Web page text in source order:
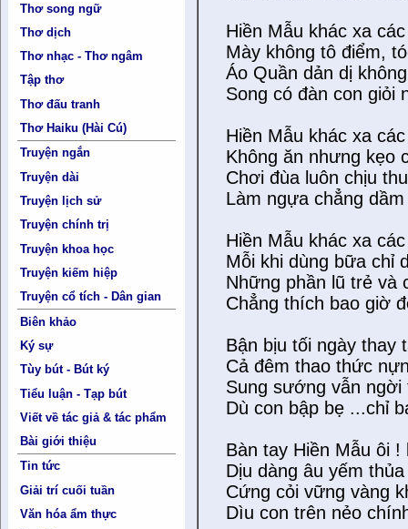
Thơ song ngữ
Thơ dịch
Thơ nhạc - Thơ ngâm
Tập thơ
Thơ đấu tranh
Thơ Haiku (Hài Cú)
Truyện ngắn
Truyện dài
Truyện lịch sử
Truyện chính trị
Truyện khoa học
Truyện kiếm hiệp
Truyện cổ tích - Dân gian
Biên khảo
Ký sự
Tùy bút - Bút ký
Tiểu luận - Tạp bút
Viết về tác giả & tác phẩm
Bài giới thiệu
Tin tức
Giải trí cuối tuần
Văn hóa ẩm thực
Hiền Mẫu khác xa
Mày không tô điểm,
Áo Quần dản dị
Song có đàn con giỏi
Hiền Mẫu khác xa
Không ăn nhưng kẹo
Chơi đùa luôn chịu
Làm ngựa chẳng
Hiền Mẫu khác xa
Mỗi khi dùng bữa chỉ
Những phần lũ trẻ và
Chẳng thích bao giờ
Bận bịu tối ngày thay
Cả đêm thao thức
Sung sướng vẫn ngời
Dù con bập bẹ ...chỉ
Bàn tay Hiền Mẫu ôi !
Dịu dàng âu yếm
Cứng cỏi vững vàng
Dìu con trên nẻo